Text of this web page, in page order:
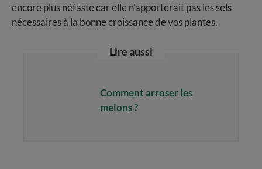
encore plus néfaste car elle n’apporterait pas les sels
nécessaires à la bonne croissance de vos plantes.
Lire aussi
Comment arroser les
melons ?